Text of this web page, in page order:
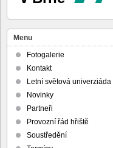
Menu
Fotogalerie
Kontakt
Letní světová univerziáda
Novinky
Partneři
Provozní řád hřiště
Soustředění